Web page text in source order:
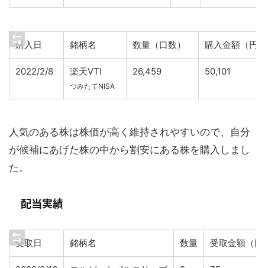
購入日 銘柄名 数量（口数） 購入金額（円
2022/2/8 楽天VTI
つみたてNISA
26,459 50,101
人気のある株は株価が高く維持されやすいので、自分
が候補にあげた株の中から割安にある株を購入しまし
た。
配当実績
受取日 銘柄名 数量 受取金額（